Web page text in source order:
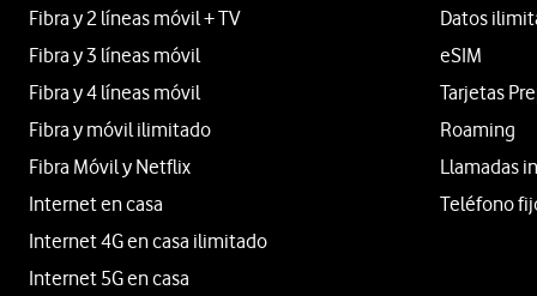
Fibra y 2 líneas móvil + TV
Fibra y 3 líneas móvil
Fibra y 4 líneas móvil
Fibra y móvil ilimitado
Fibra Móvil y Netflix
Internet en casa
Internet 4G en casa ilimitado
Internet 5G en casa
Datos
eSIM
Tarjetas
Roaming
Llamadas
Teléfono